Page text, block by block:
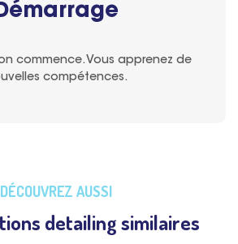
commence. Vous apprenez de
compétences.
DÉCOUVREZ AUSSI
detailing similaires